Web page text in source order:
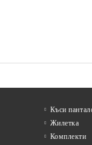
Къси
Жилетка
Комплекти